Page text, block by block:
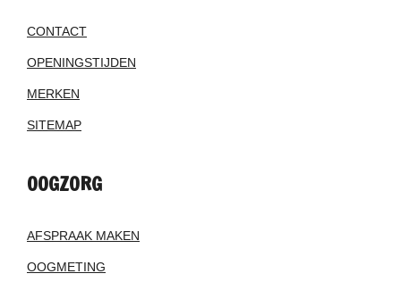
CONTACT
OPENINGSTIJDEN
MERKEN
SITEMAP
OOGZORG
AFSPRAAK MAKEN
OOGMETING